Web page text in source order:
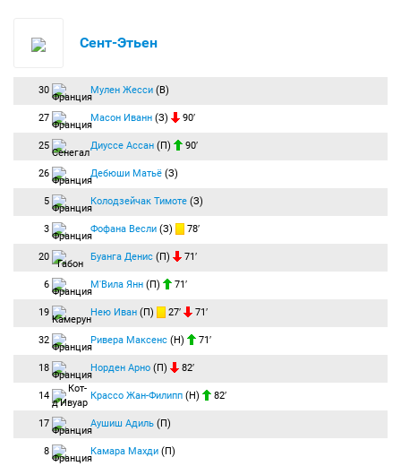
Сент-Этьен
30 Мулен Жесси (В)
27 Масон Иванн (З) 90′
25 Диуссе Ассан (П) 90′
26 Дебюши Матьё (З)
5 Колодзейчак Тимоте (З)
3 Фофана Весли (З) 78′
20 Буанга Денис (П) 71′
6 М'Вила Янн (П) 71′
19 Нею Иван (П) 27′ 71′
32 Ривера Максенс (Н) 71′
18 Норден Арно (П) 82′
14 Крассо Жан-Филипп (Н) 82′
17 Аушиш Адиль (П)
8 Камара Махди (П)